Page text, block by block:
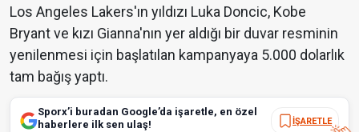
Los Angeles Lakers'ın yıldızı Luka Doncic, Kobe
Bryant ve kızı Gianna'nın yer aldığı bir duvar resminin
yenilenmesi için başlatılan kampanyaya 5.000 dolarlık
tam bağış yaptı.
Sporx’i buradan Google’da işaretle, en özel
haberlere ilk sen ulaş!
İŞARETLE